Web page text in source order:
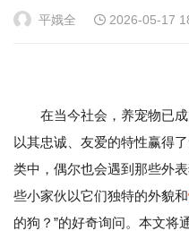
平娥全 2026-05-17
在当今社会，养宠物已成
以其忠诚、友爱的特性赢得
类中，偶尔也会遇到那些外表
些小家伙以它们独特的外貌和
的狗？”的好奇询问。本文将